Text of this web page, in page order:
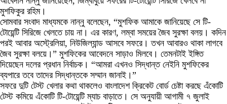
মুশফিকুর রহিম।
সোমবার সংবাদ মাধ্যমকে নান্নু বলেছেন, “মুশফিক আমাকে জানিয়েছে সে টি-
টোয়েন্টি সিরিজে খেলতে চায় না। এর কারণ, লম্বা সময়ের জৈব সুরক্ষা বলয়। কদিন
পরই আবার অস্ট্রেলিয়া, নিউজিল্যান্ড আসবে সফরে। তখন আবারও থাকা লাগবে
জৈব সুরক্ষা বলয়ে।” মুশফিকের আবেদনে সাড়াও মিলবে। তেমনটাই ইঙ্গিত
দিয়েছেন দলের প্রধান নির্বাচক। “আমরা এখনও সিদ্ধান্ত নেইনি মুশফিকের
ব্যপারে তবে তাদের সিদ্ধান্তকে সম্মান জানাই।”
সফরে দুটি টেস্ট খেলার কথা থাকলেও বাংলাদেশ ক্রিকেট বোর্ড চেষ্টা করছে এঁকোটি
টেস্ট কমিয়ে এঁকোটি টি-টোয়েন্টি ম্যাচ বাড়াতে। সে অনুযায়ী আগামী ৭ জুলাই